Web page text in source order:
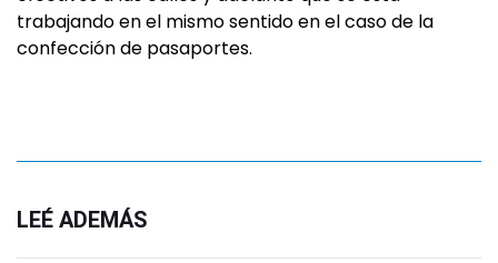
trabajando en el mismo sentido en el caso de la
confección de pasaportes.
LEÉ ADEMÁS